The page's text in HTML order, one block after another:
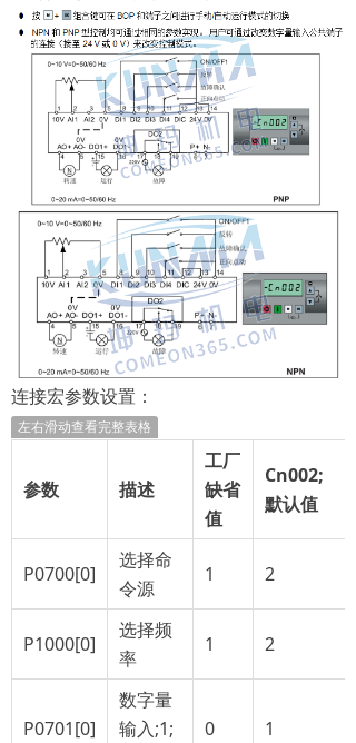
连接宏参数设置：
左右滑动查看完整表格
参数 描述
工厂
缺省
值
Cn002;
默认值
P0700[0]
选择命
令源
1 2
P1000[0]
选择频
率
1 2
P0701[0]
数字量
输入;1;
0 1